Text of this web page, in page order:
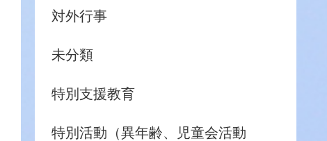
対外行事
未分類
特別支援教育
特別活動（異年齢、児童会活動